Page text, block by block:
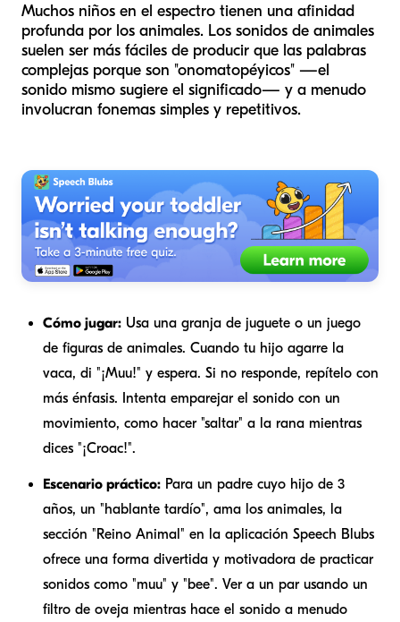
Muchos niños en el espectro tienen una afinidad
profunda por los animales. Los sonidos de animales
suelen ser más fáciles de producir que las palabras
complejas porque son "onomatopéyicos" —el
sonido mismo sugiere el significado— y a menudo
involucran fonemas simples y repetitivos.
Cómo jugar: Usa una granja de juguete o un juego
de figuras de animales. Cuando tu hijo agarre la
vaca, di "¡Muu!" y espera. Si no responde, repítelo con
más énfasis. Intenta emparejar el sonido con un
movimiento, como hacer "saltar" a la rana mientras
dices "¡Croac!".
Escenario práctico: Para un padre cuyo hijo de 3
años, un "hablante tardío", ama los animales, la
sección "Reino Animal" en la aplicación Speech Blubs
ofrece una forma divertida y motivadora de practicar
sonidos como "muu" y "bee". Ver a un par usando un
filtro de oveja mientras hace el sonido a menudo